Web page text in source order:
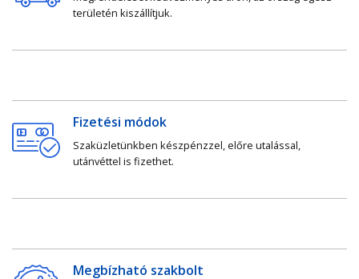
területén kiszállítjuk.
Fizetési módok
Szaküzletünkben készpénzzel, előre utalással,
utánvéttel is fizethet.
Megbízható szakbolt